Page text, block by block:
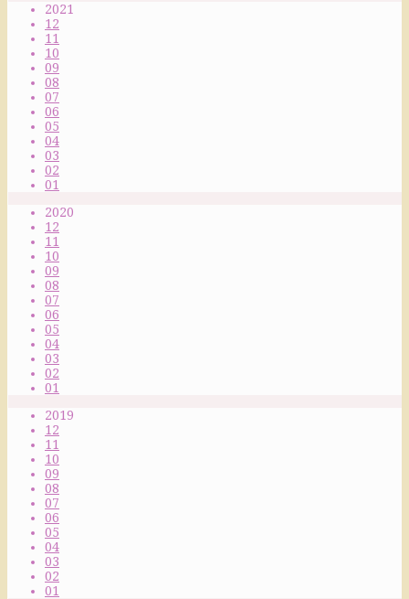
2021
12
11
10
09
08
07
06
05
04
03
02
01
2020
12
11
10
09
08
07
06
05
04
03
02
01
2019
12
11
10
09
08
07
06
05
04
03
02
01